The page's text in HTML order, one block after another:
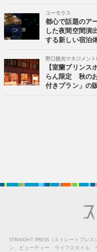
ユーモラス
都心で話題のア
した夜間空間演
する新しい宿泊
野口観光マネジメン
【室蘭プリンス
らん限定 秋の
付きプラン」の
STRAIGHT PRESS（ストレートプレ
ン、ビューティー、ライフスタイル、